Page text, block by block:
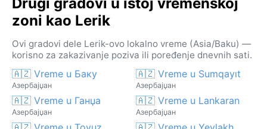
zoni kao Lerik
Ovi gradovi dele Lerik-ovo lokalno vreme (Asia/Baku) —
korisno za zakazivanje poziva ili poređenje dnevnih sati.
🇦🇿 Vreme u Баку
Азербајџан
🇦🇿 Vreme u Sumqayıt
Азербајџан
🇦🇿 Vreme u Ганџа
Азербајџан
🇦🇿 Vreme u Lankaran
Азербајџан